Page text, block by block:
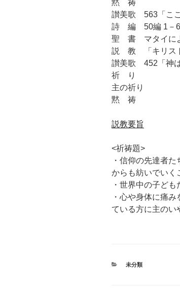
黙 祷
讃美歌 563「ここ
詩 編 50編 1－
聖 書 マタイに
説 教 「キリスト
讃美歌 452「神は
祈 り
主の祈り
黙 祷
説教要旨
<祈祷題>
・信仰の先達者
からも紡いでいく
・世界中の子ど
・心や身体に痛
ている方に主のい
カ
未分類